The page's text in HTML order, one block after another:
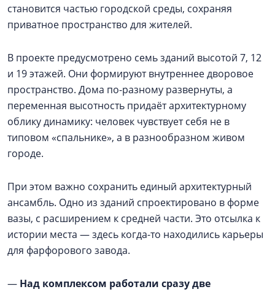
становится частью городской среды, сохраняя
приватное пространство для жителей.
В проекте предусмотрено семь зданий высотой 7, 12
и 19 этажей. Они формируют внутреннее дворовое
пространство. Дома по-разному развернуты, а
переменная высотность придаёт архитектурному
облику динамику: человек чувствует себя не в
типовом «спальнике», а в разнообразном живом
городе.
При этом важно сохранить единый архитектурный
ансамбль. Одно из зданий спроектировано в форме
вазы, с расширением к средней части. Это отсылка к
истории места — здесь когда-то находились карьеры
для фарфорового завода.
— Над комплексом работали сразу две